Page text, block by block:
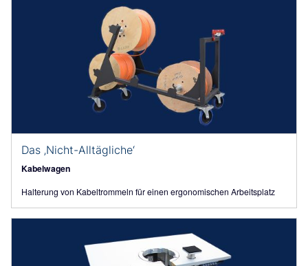
Das ‚Nicht-Alltägliche‘
Kabelwagen
Halterung von Kabeltrommeln für einen ergonomischen Arbeitsplatz